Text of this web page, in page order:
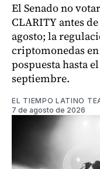
El Senado no
CLARITY antes
agosto; la
criptomonedas en
pospuesta hasta
septiembre.
EL TIEMPO LATINO
7 de agosto de 2026